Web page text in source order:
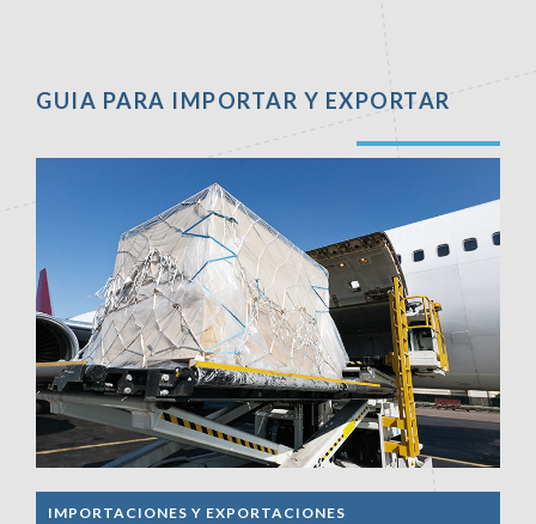
GUIA PARA IMPORTAR Y EXPORTAR
IMPORTACIONES Y EXPORTACIONES